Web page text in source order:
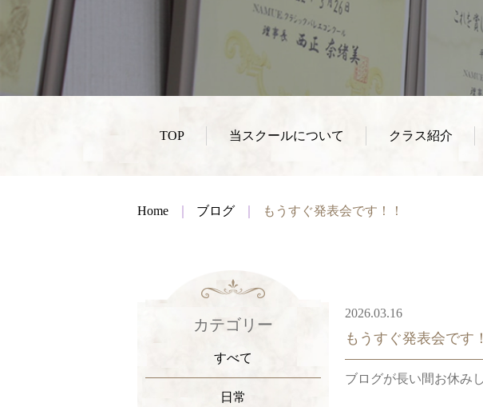
TOP 当スクールについて クラス紹介
Home ブログ もうすぐ発表会です！！
カテゴリー
すべて
日常
2026.03.16
もうすぐ発表会です
ブログが長い間お休み